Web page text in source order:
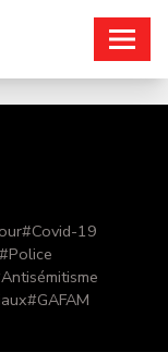
#Covid-19
#Police
Antisémitisme
#GAFAM